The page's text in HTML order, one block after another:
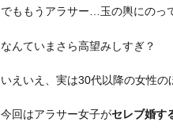
でももうアラサー…玉の輿にのっ
なんていまさら高望みしすぎ？
いえいえ、実は30代以降の女性の
今回はアラサー女子がセレブ婚す